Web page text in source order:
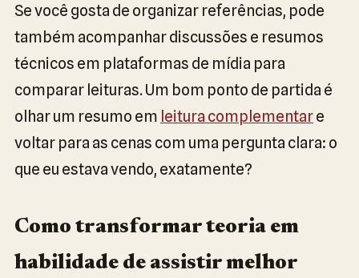
Se você gosta de organizar referências, pode
também acompanhar discussões e resumos
técnicos em plataformas de mídia para
comparar leituras. Um bom ponto de partida é
olhar um resumo em leitura complementare
voltar para as cenas com uma pergunta clara: o
que eu estava vendo, exatamente?
Como transformar teoria em
habilidade de assistir melhor